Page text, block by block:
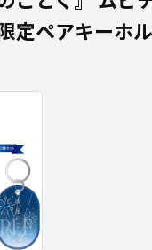
定ペアキーホ